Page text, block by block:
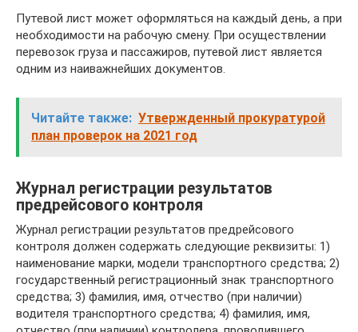
Путевой лист может оформляться на каждый день, а при
необходимости на рабочую смену. При осуществлении
перевозок груза и пассажиров, путевой лист является
одним из наиважнейших документов.
Читайте также: Утвержденный прокуратурой
план проверок на 2021 год
Журнал регистрации результатов
предрейсового контроля
Журнал регистрации результатов предрейсового
контроля должен содержать следующие реквизиты: 1)
наименование марки, модели транспортного средства; 2)
государственный регистрационный знак транспортного
средства; 3) фамилия, имя, отчество (при наличии)
водителя транспортного средства; 4) фамилия, имя,